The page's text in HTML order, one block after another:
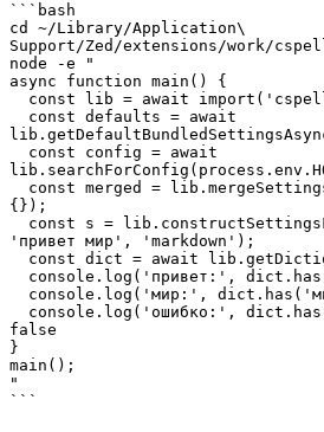
```bash
cd ~/Library/Application\
Support/Zed/extensions/work/
node -e "
async function main() {
{});
'привет мир', 'markdown');
false
}
main();
"
```